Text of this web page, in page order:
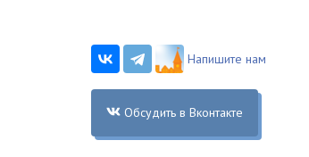
Напишите нам
Обсудить в Вконтакте